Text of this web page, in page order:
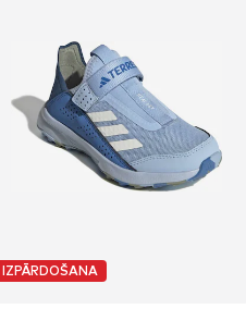
IZPĀRDOŠANA